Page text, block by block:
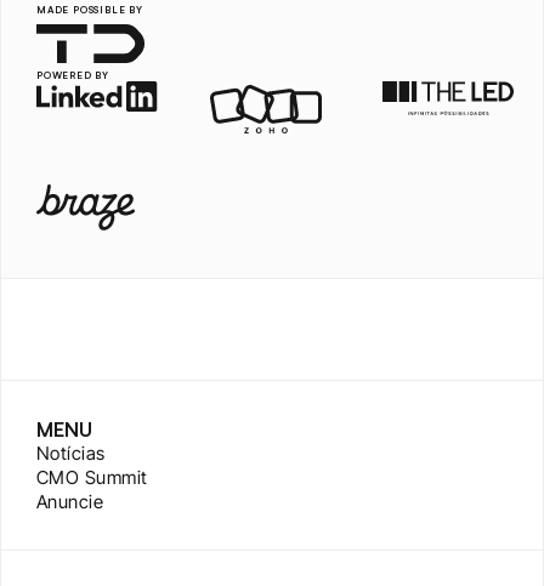
MADE POSSIBLE BY
POWERED BY
MENU
Notícias
CMO Summit
Anuncie